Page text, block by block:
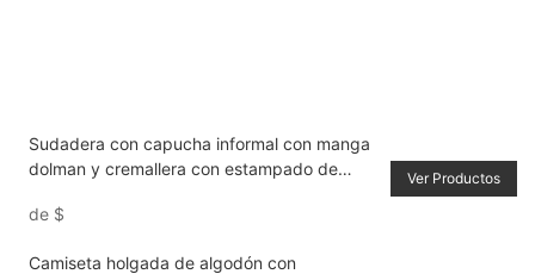
Sudadera con capucha informal con manga
dolman y cremallera con estampado de
de $
Ver Productos
Camiseta holgada de algodón con